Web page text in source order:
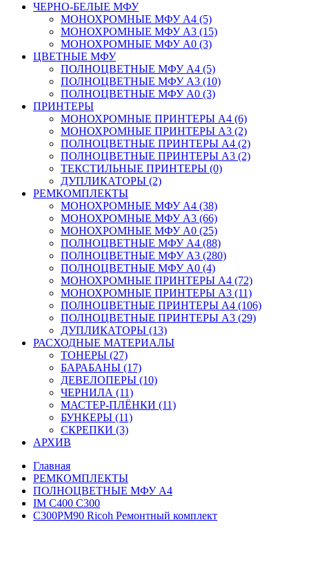
ЧЕРНО-БЕЛЫЕ МФУ
МОНОХРОМНЫЕ МФУ А4 (5)
МОНОХРОМНЫЕ МФУ А3 (15)
МОНОХРОМНЫЕ МФУ А0 (3)
ЦВЕТНЫЕ МФУ
ПОЛНОЦВЕТНЫЕ МФУ А4 (5)
ПОЛНОЦВЕТНЫЕ МФУ А3 (10)
ПОЛНОЦВЕТНЫЕ МФУ А0 (3)
ПРИНТЕРЫ
МОНОХРОМНЫЕ ПРИНТЕРЫ А4 (6)
МОНОХРОМНЫЕ ПРИНТЕРЫ А3 (2)
ПОЛНОЦВЕТНЫЕ ПРИНТЕРЫ А4 (2)
ПОЛНОЦВЕТНЫЕ ПРИНТЕРЫ А3 (2)
ТЕКСТИЛЬНЫЕ ПРИНТЕРЫ (0)
ДУПЛИКАТОРЫ (2)
РЕМКОМПЛЕКТЫ
МОНОХРОМНЫЕ МФУ А4 (38)
МОНОХРОМНЫЕ МФУ А3 (66)
МОНОХРОМНЫЕ МФУ А0 (25)
ПОЛНОЦВЕТНЫЕ МФУ А4 (88)
ПОЛНОЦВЕТНЫЕ МФУ А3 (280)
ПОЛНОЦВЕТНЫЕ МФУ А0 (4)
МОНОХРОМНЫЕ ПРИНТЕРЫ А4 (72)
МОНОХРОМНЫЕ ПРИНТЕРЫ А3 (11)
ПОЛНОЦВЕТНЫЕ ПРИНТЕРЫ А4 (106)
ПОЛНОЦВЕТНЫЕ ПРИНТЕРЫ А3 (29)
ДУПЛИКАТОРЫ (13)
РАСХОДНЫЕ МАТЕРИАЛЫ
ТОНЕРЫ (27)
БАРАБАНЫ (17)
ДЕВЕЛОПЕРЫ (10)
ЧЕРНИЛА (11)
МАСТЕР-ПЛЁНКИ (11)
БУНКЕРЫ (11)
СКРЕПКИ (3)
АРХИВ
Главная
РЕМКОМПЛЕКТЫ
ПОЛНОЦВЕТНЫЕ МФУ А4
IM C400 C300
C300PM90 Ricoh Ремонтный комплект